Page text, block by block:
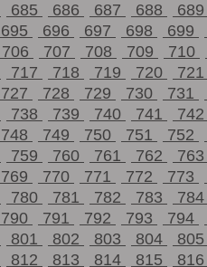
685 686 687 688 689
695 696 697 698 699
706 707 708 709 710
717 718 719 720 721
727 728 729 730 731
738 739 740 741 742
748 749 750 751 752
759 760 761 762 763
769 770 771 772 773
780 781 782 783 784
790 791 792 793 794
801 802 803 804 805
812 813 814 815 816